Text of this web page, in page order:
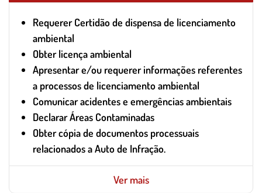
Requerer Certidão de dispensa de licenciamento
ambiental
Obter licença ambiental
Apresentar e/ou requerer informações referentes
a processos de licenciamento ambiental
Comunicar acidentes e emergências ambientais
Declarar Áreas Contaminadas
Obter cópia de documentos processuais
relacionados a Auto de Infração.
Ver mais